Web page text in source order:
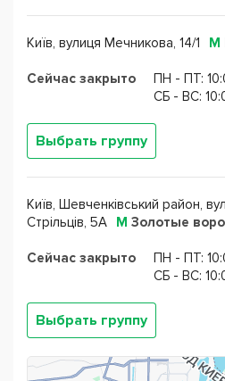
Club): позволит
языка;
Кино-клуб (Cinema Club):
их, получают весь
интенсивно расширяют
Грамматический клуб
для учеников разных
лучших специалистов;
Игровой клуб (Game Club) с
направления:
Интенсивное обучение за
Київ, вулиця Мечникова, 14/1 М
Сейчас закрыто
ПН - ПТ:
CБ - ВС:
Выбрать группу
Київ, Шевченківський район,
Стрільців, 5А
М Золотые
Сейчас закрыто
ПН - ПТ:
CБ - ВС:
Выбрать группу